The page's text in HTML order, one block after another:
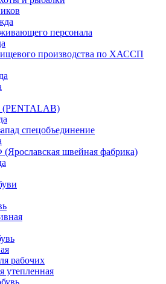
персонала
производства по ХАССП
(PENTALAB)
спецобъединение
швейная фабрика)
рабочих
утепленная